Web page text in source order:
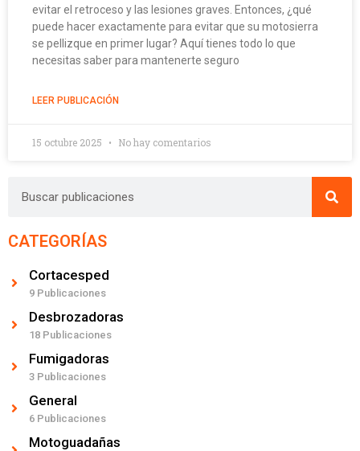
evitar el retroceso y las lesiones graves. Entonces, ¿qué
puede hacer exactamente para evitar que su motosierra
se pellizque en primer lugar? Aquí tienes todo lo que
necesitas saber para mantenerte seguro
LEER PUBLICACIÓN
15 octubre 2025 No hay comentarios
CATEGORÍAS
Cortacesped
9 Publicaciones
Desbrozadoras
18 Publicaciones
Fumigadoras
3 Publicaciones
General
6 Publicaciones
Motoguadañas